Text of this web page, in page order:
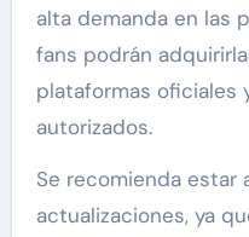
alta demanda en las
fans podrán
plataformas oficiales
autorizados.
Se recomienda estar
actualizaciones, ya